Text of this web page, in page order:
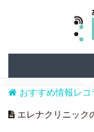
おすすめ情報レコ
エレナクリニック